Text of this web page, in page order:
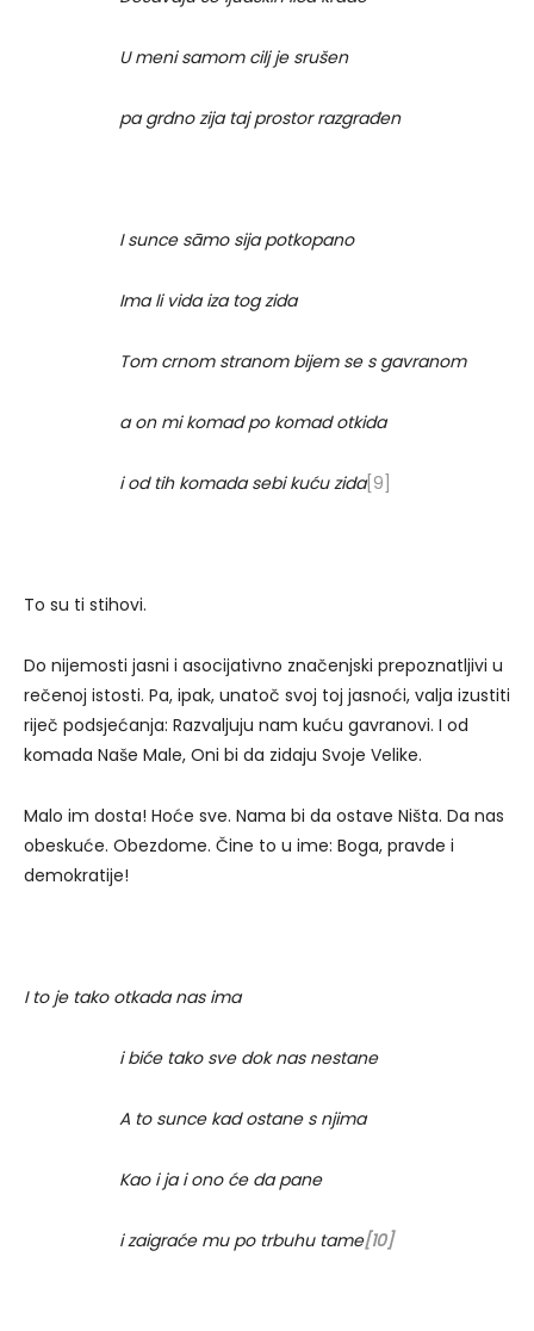
U meni samom cilj je srušen
pa grdno zija taj prostor razgrađen
I sunce sāmo sija potkopano
Ima li vida iza tog zida
Tom crnom stranom bijem se s gavranom
a on mi komad po komad otkida
i od tih komada sebi kuću zida[9]
To su ti stihovi.
Do nijemosti jasni i asocijativno značenjski prepoznatljivi u
rečenoj istosti. Pa, ipak, unatoč svoj toj jasnoći, valja izustiti
riječ podsjećanja: Razvaljuju nam kuću gavranovi. I od
komada Naše Male, Oni bi da zidaju Svoje Velike.
Malo im dosta! Hoće sve. Nama bi da ostave Ništa. Da nas
obeskuće. Obezdome. Čine to u ime: Boga, pravde i
demokratije!
I to je tako otkada nas ima
i biće tako sve dok nas nestane
A to sunce kad ostane s njima
Kao i ja i ono će da pane
i zaigraće mu po trbuhu tame[10]